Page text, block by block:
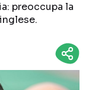
preoccupa la